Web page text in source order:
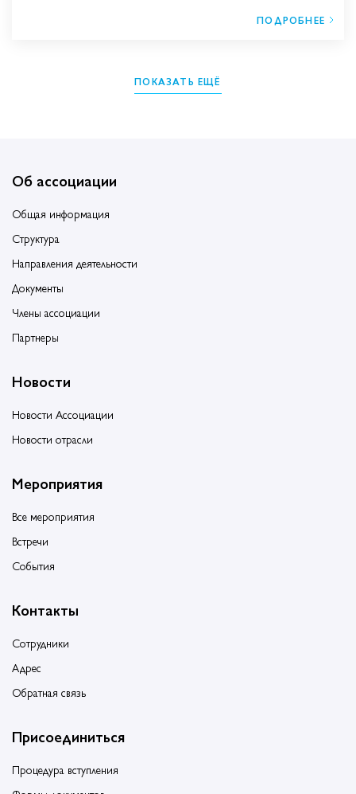
ПОДРОБНЕЕ
ПОКАЗАТЬ ЕЩЁ
Об ассоциации
Общая информация
Структура
Направления деятельности
Документы
Члены ассоциации
Партнеры
Новости
Новости Ассоциации
Новости отрасли
Мероприятия
Все мероприятия
Встречи
События
Контакты
Сотрудники
Адрес
Обратная связь
Присоединиться
Процедура вступления